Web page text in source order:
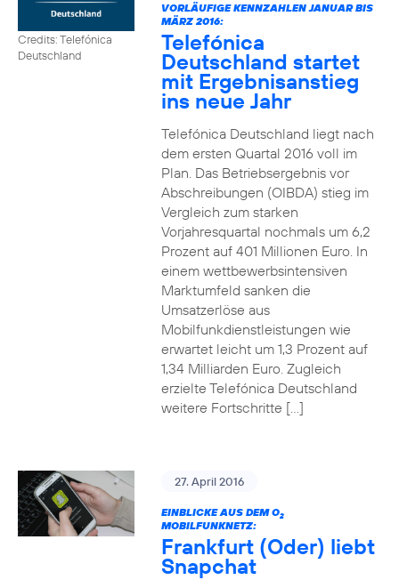
Credits: Telefónica
Deutschland
VORLÄUFIGE KENNZAHLEN JANUAR BIS
MÄRZ 2016:
Telefónica
Deutschland startet
mit Ergebnisanstieg
ins neue Jahr
Telefónica Deutschland liegt nach
dem ersten Quartal 2016 voll im
Plan. Das Betriebsergebnis vor
Abschreibungen (OIBDA) stieg im
Vergleich zum starken
Vorjahresquartal nochmals um 6,2
Prozent auf 401 Millionen Euro. In
einem wettbewerbsintensiven
Marktumfeld sanken die
Umsatzerlöse aus
Mobilfunkdienstleistungen wie
erwartet leicht um 1,3 Prozent auf
1,34 Milliarden Euro. Zugleich
erzielte Telefónica Deutschland
weitere Fortschritte […]
27. April 2016
EINBLICKE AUS DEM O2
MOBILFUNKNETZ:
Frankfurt (Oder) liebt
Snapchat